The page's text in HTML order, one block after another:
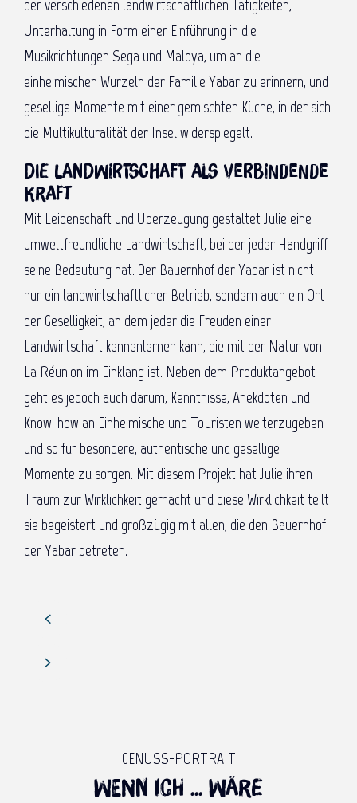
der verschiedenen landwirtschaftlichen Tätigkeiten,
Unterhaltung in Form einer Einführung in die
Musikrichtungen Sega und Maloya, um an die
einheimischen Wurzeln der Familie Yabar zu erinnern, und
gesellige Momente mit einer gemischten Küche, in der sich
die Multikulturalität der Insel widerspiegelt.
Die Landwirtschaft als verbindende
Kraft
Mit Leidenschaft und Überzeugung gestaltet Julie eine
umweltfreundliche Landwirtschaft, bei der jeder Handgriff
seine Bedeutung hat. Der Bauernhof der Yabar ist nicht
nur ein landwirtschaftlicher Betrieb, sondern auch ein Ort
der Geselligkeit, an dem jeder die Freuden einer
Landwirtschaft kennenlernen kann, die mit der Natur von
La Réunion im Einklang ist. Neben dem Produktangebot
geht es jedoch auch darum, Kenntnisse, Anekdoten und
Know-how an Einheimische und Touristen weiterzugeben
und so für besondere, authentische und gesellige
Momente zu sorgen. Mit diesem Projekt hat Julie ihren
Traum zur Wirklichkeit gemacht und diese Wirklichkeit teilt
sie begeistert und großzügig mit allen, die den Bauernhof
der Yabar betreten.
GENUSS-PORTRAIT
Wenn ich ... wäre